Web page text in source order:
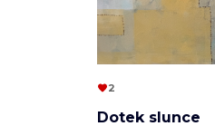
2
Dotek slunce